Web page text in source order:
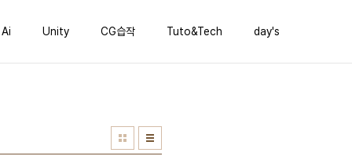
Ai Unity CG습작 Tuto&Tech day's